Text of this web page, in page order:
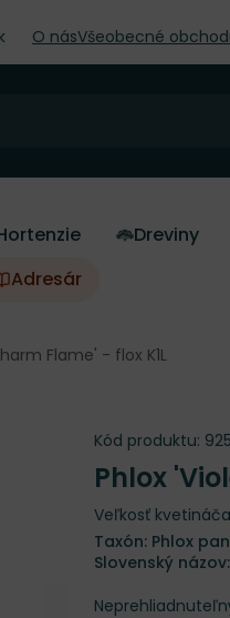
O násVšeobecné
Dreviny
Adresár
Flame' - flox K1L
Kód produktu:
Phlox
Veľkosť
Taxón: Phlox
Slovenský